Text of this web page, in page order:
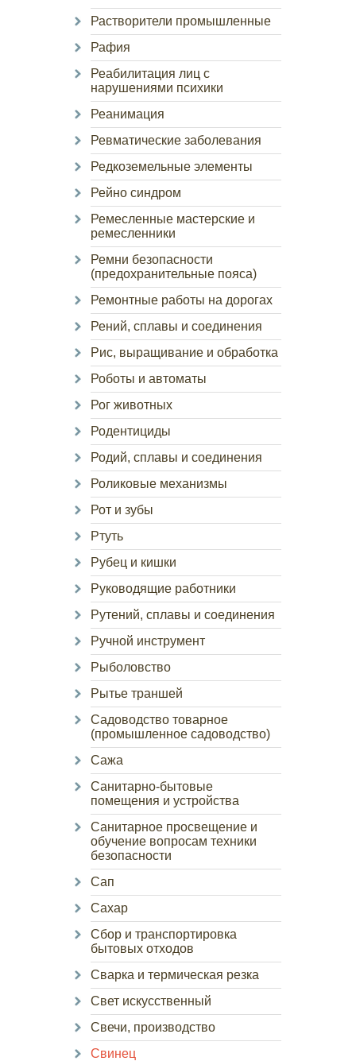
Растворители промышленные
Рафия
Реабилитация лиц с
нарушениями психики
Реанимация
Ревматические заболевания
Редкоземельные элементы
Рейно синдром
Ремесленные мастерские и
ремесленники
Ремни безопасности
(предохранительные пояса)
Ремонтные работы на дорогах
Рений, сплавы и соединения
Рис, выращивание и обработка
Роботы и автоматы
Рог животных
Родентициды
Родий, сплавы и соединения
Роликовые механизмы
Рот и зубы
Ртуть
Рубец и кишки
Руководящие работники
Рутений, сплавы и соединения
Ручной инструмент
Рыболовство
Рытье траншей
Садоводство товарное
(промышленное садоводство)
Сажа
Санитарно-бытовые
помещения и устройства
Санитарное просвещение и
обучение вопросам техники
безопасности
Сап
Сахар
Сбор и транспортировка
бытовых отходов
Сварка и термическая резка
Свет искусственный
Свечи, производство
Свинец